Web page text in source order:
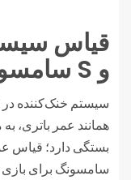
و S سامسونگ برای بازی
همانند عمر
سامسونگ برای بازی